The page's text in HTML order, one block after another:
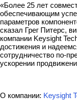
«Более 25 лет
обеспечивающим
параметров
сказал Грег Питерс,
компании Keysight
достижения и
сотрудничество по-
ускорении
О компании: Keysight